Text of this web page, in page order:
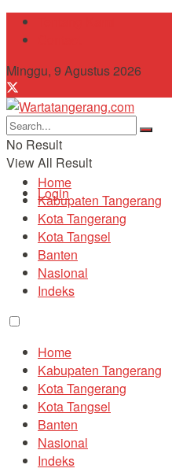
Minggu, 9 Agustus 2026
No Result
View All Result
Login
Home
Kabupaten Tangerang
Kota Tangerang
Kota Tangsel
Banten
Nasional
Indeks
Home
Kabupaten Tangerang
Kota Tangerang
Kota Tangsel
Banten
Nasional
Indeks